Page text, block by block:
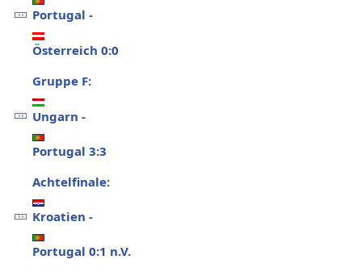
Portugal -
Österreich 0:0
Gruppe F:
Ungarn -
Portugal 3:3
Achtelfinale:
Kroatien -
Portugal 0:1 n.V.